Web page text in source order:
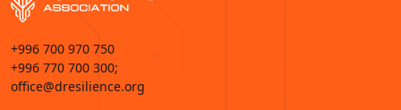
+996 700 970 750
+996 770 700 300;
office@dresilience.org